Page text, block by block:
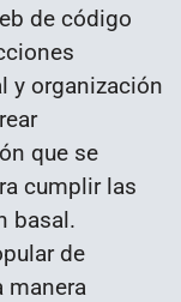
de código
y organización
que se
cumplir las
basal.
de
manera